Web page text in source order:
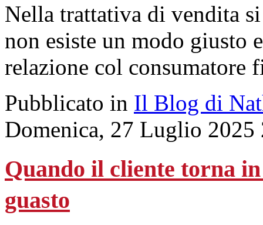
Nella trattativa di vendita
non esiste un modo giusto
relazione col consumatore
Pubblicato in Il Blog di
Domenica, 27 Luglio 2025
Quando il cliente torna
guasto